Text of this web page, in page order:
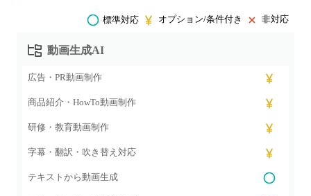
標準対応 オプション/条件付き 非対応
動画生成AI
広告・PR動画制作
商品紹介・HowTo動画制作
研修・教育動画制作
字幕・翻訳・吹き替え対応
テキストから動画生成